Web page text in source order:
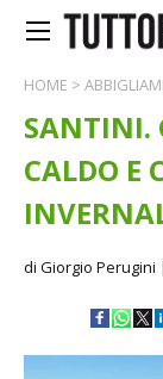
HOME >
SANTINI.
CALDO E
di Giorgio Perugini